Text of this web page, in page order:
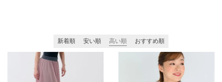
新着順 安い順 高い順 おすすめ順